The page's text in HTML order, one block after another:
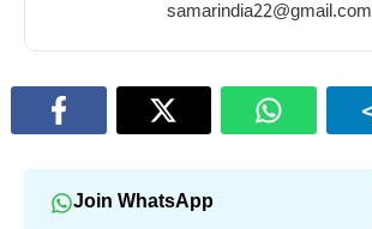
samarindia22@gmail.com
Join WhatsApp